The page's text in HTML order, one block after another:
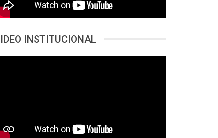
INSTITUCIONAL